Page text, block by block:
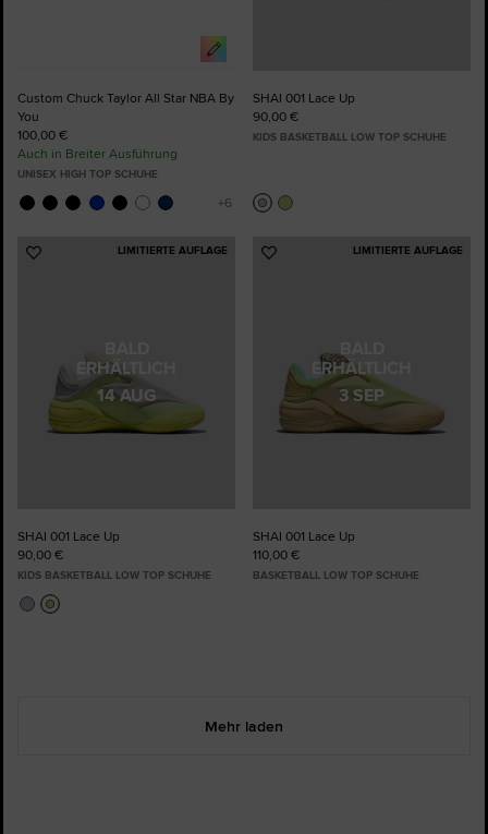
Custom Chuck Taylor All Star NBA By
You
100,00 €
Auch in Breiter Ausführung
UNISEX HIGH TOP SCHUHE
SHAI 001 Lace Up
90,00 €
KIDS BASKETBALL LOW TOP SCHUHE
ERHÄLTLICH
14 AUG
LIMITIERTE AUFLAGE
Zu
SHAI 001 Lace Up
90,00 €
KIDS BASKETBALL LOW TOP SCHUHE
ERHÄLTLICH
3 SEP
LIMITIERTE AUFLAGE
Zu
SHAI 001 Lace Up
110,00 €
BASKETBALL LOW TOP SCHUHE
Mehr laden